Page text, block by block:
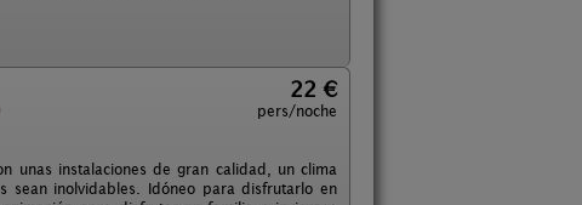
22 €
pers/noche
unas instalaciones de gran calidad, un clima
sean inolvidables. Idóneo para disfrutarlo en